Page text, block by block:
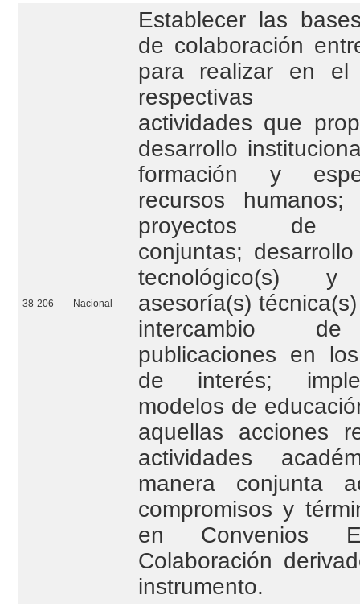
38-206 Nacional
Establecer las
de colaboración
para realizar en
respectivas
actividades que
desarrollo
formación y
recursos
proyectos de
conjuntas;
tecnológico(s) y
asesoría(s)
intercambio de
publicaciones en
de interés;
modelos de
aquellas acciones
actividades
manera conjunta
compromisos y
en Convenios
Colaboración
instrumento.